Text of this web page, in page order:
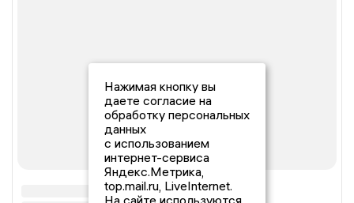
Нажимая кнопку вы
даете согласие на
обработку персональных
данных
с использованием
интернет-сервиса
Яндекс.Метрика,
top.mail.ru, LiveInternet.
На сайте используются